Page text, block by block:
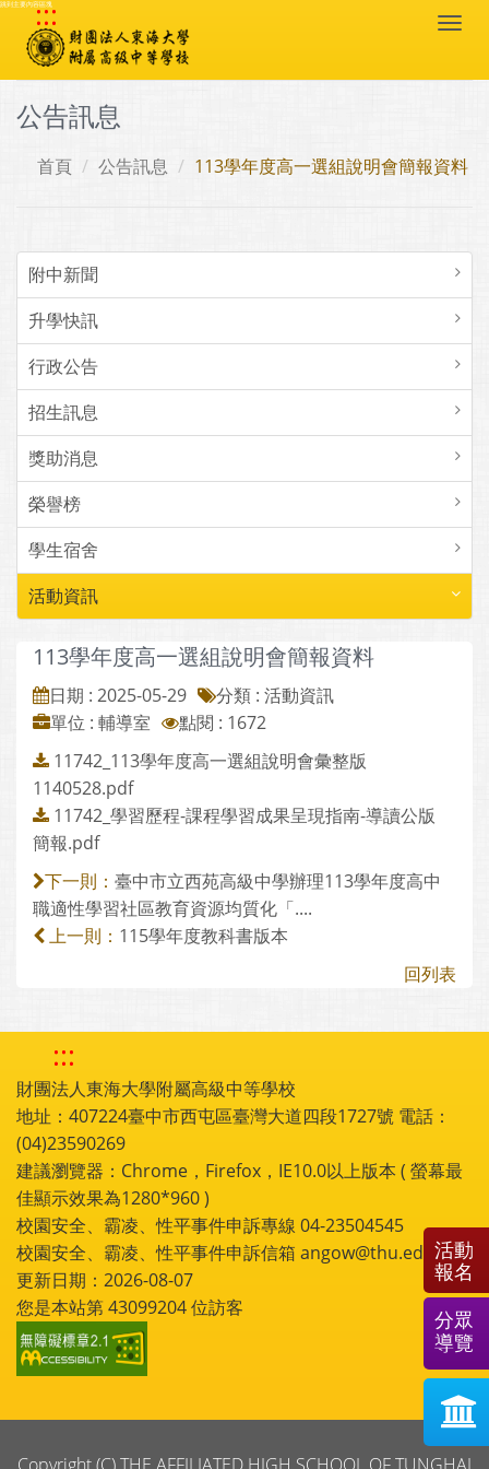
跳到主要內容區塊
:::
公告訊息
首頁 公告訊息 113學年度高一選組說明會簡報資料
附中新聞
升學快訊
行政公告
招生訊息
獎助消息
榮譽榜
學生宿舍
活動資訊
113學年度高一選組說明會簡報資料
日期 : 2025-05-29
分類 : 活動資訊
單位 : 輔導室
點閱 : 1672
11742_113學年度高一選組說明會彙整版
1140528.pdf
11742_學習歷程-課程學習成果呈現指南-導讀公版
簡報.pdf
下一則： 臺中市立西苑高級中學辦理113學年度高中
職適性學習社區教育資源均質化「....
上一則： 115學年度教科書版本
回列表
:::
財團法人東海大學附屬高級中等學校
地址：407224臺中市西屯區臺灣大道四段1727號 電話：
(04)23590269
建議瀏覽器：Chrome，Firefox，IE10.0以上版本 ( 螢幕最
佳顯示效果為1280*960 )
校園安全、霸凌、性平事件申訴專線 04-23504545
校園安全、霸凌、性平事件申訴信箱 angow@thu.edu.tw
更新日期：2026-08-07
您是本站第43099204位訪客
活動
報名
分眾
導覽